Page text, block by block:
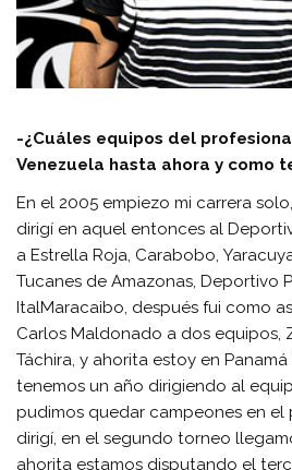
-¿Cuáles equipos del
Venezuela hasta ahora y como
En el 2005 empiezo mi carrera
dirigí en aquel entonces al
a Estrella Roja, Carabobo,
Tucanes de Amazonas, Deportivo
ItalMaracaibo, después fui como
Carlos Maldonado a dos equipos,
Táchira, y ahorita estoy en
tenemos un año dirigiendo al
pudimos quedar campeones en el
dirigí, en el segundo torneo
ahorita estamos disputando el